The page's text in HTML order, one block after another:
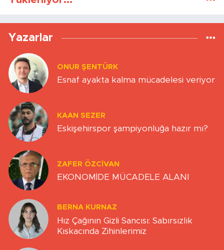
Yazarlar
ONUR ŞENTÜRK
Esnaf ayakta kalma mücadelesi veriyor
KAAN SEZER
Eskişehirspor şampiyonluğa hazır mı?
ZAFER ÖZCIVAN
EKONOMİDE MÜCADELE ALANI
BERNA KURNAZ
Hız Çağının Gizli Sancısı: Sabırsızlık
Kıskacında Zihinlerimiz